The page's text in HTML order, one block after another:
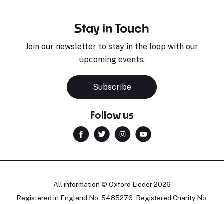
Stay in Touch
Join our newsletter to stay in the loop with our
upcoming events.
Subscribe
Follow us
All information © Oxford Lieder 2026
Registered in England No. 5485276. Registered Charity No.